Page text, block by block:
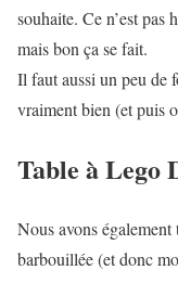
souhaite. Ce n’est pas
mais bon ça se fait.
Il faut aussi un peu de
vraiment bien (et puis
Table à Lego
Nous avons
barbouillée (et donc